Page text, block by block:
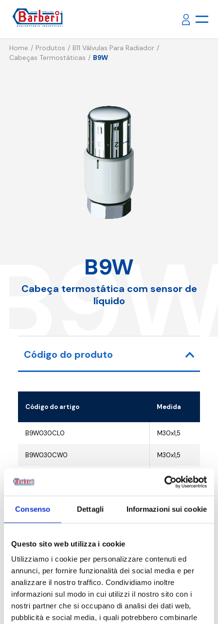
Consenso Dettagli Informazioni sui cookie
Questo sito web utilizza i cookie
Utilizziamo i cookie per personalizzare contenuti ed
annunci, per fornire funzionalità dei social media e per
analizzare il nostro traffico. Condividiamo inoltre
informazioni sul modo in cui utilizzi il nostro sito con i
nostri partner che si occupano di analisi dei dati web,
pubblicità e social media, i quali potrebbero combinarle
Home Produtos
B11 Válvulas Para Radiador
Cabeças Termostáticas
B9W
B9W
Cabeça termostática com sensor de
líquido
Código do produto
Código do artigo Medida
B9W030CL0 M30x1,5
B9W030CW0 M30x1,5
B9W030WB0 M30x1,5
Documentação
Produtos alternativos